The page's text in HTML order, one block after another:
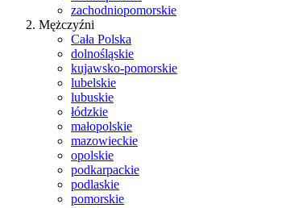
zachodniopomorskie
Mężczyźni
Cała Polska
dolnośląskie
kujawsko-pomorskie
lubelskie
lubuskie
łódzkie
małopolskie
mazowieckie
opolskie
podkarpackie
podlaskie
pomorskie